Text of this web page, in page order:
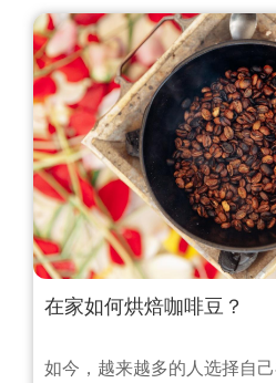
咖啡体积小巧，便于携带，
己喝过的，常喝的牌子，或
的。咖啡的话，其实某宝上
在家如何烘焙咖啡豆？
如今，越来越多的人选择自